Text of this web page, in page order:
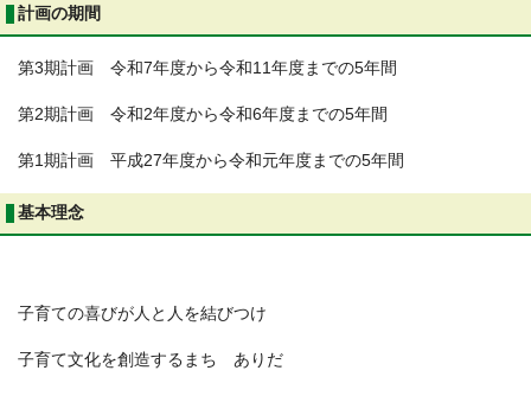
計画の期間
第3期計画 令和7年度から令和11年度までの5年間
第2期計画 令和2年度から令和6年度までの5年間
第1期計画 平成27年度から令和元年度までの5年間
基本理念
子育ての喜びが人と人を結びつけ
子育て文化を創造するまち ありだ